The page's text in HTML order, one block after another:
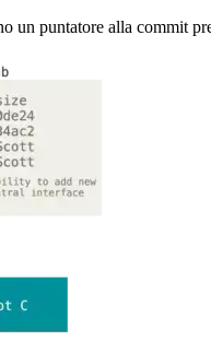
un puntatore alla commit